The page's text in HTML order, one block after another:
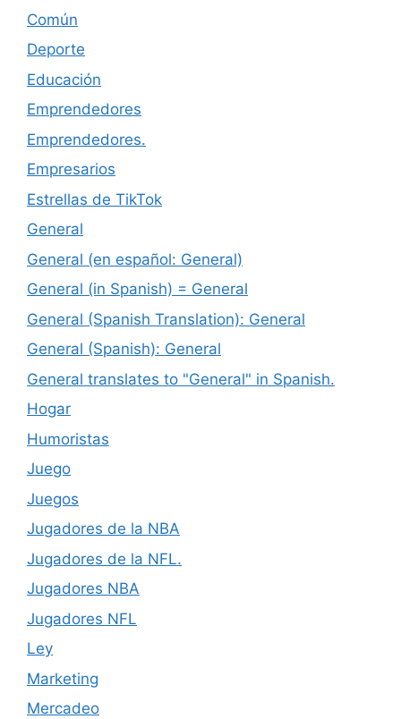
Común
Deporte
Educación
Emprendedores
Emprendedores.
Empresarios
Estrellas de TikTok
General
General (en español: General)
General (in Spanish) = General
General (Spanish Translation): General
General (Spanish): General
General translates to "General" in Spanish.
Hogar
Humoristas
Juego
Juegos
Jugadores de la NBA
Jugadores de la NFL.
Jugadores NBA
Jugadores NFL
Ley
Marketing
Mercadeo